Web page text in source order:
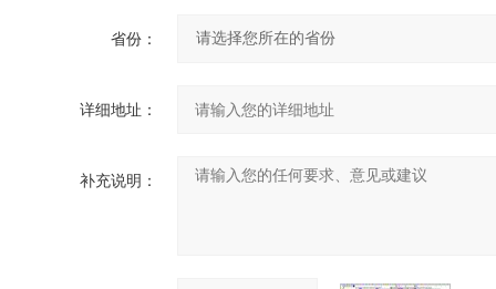
省份：
详细地址：
补充说明：